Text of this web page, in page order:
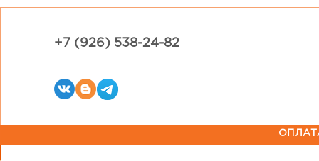
+7 (926) 538-24-82